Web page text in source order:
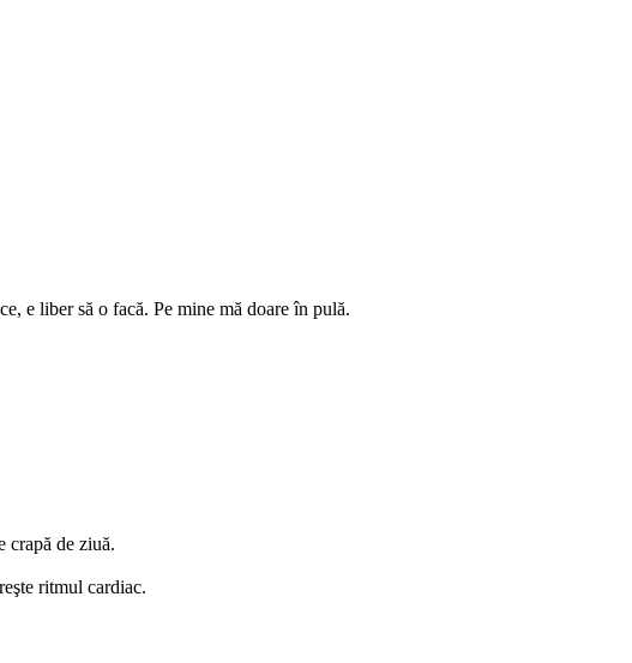
e liber să o facă. Pe mine mă doare în pulă.
crapă de ziuă.
ritmul cardiac.